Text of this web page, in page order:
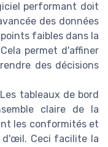
performant doit
des données
faibles dans la
permet d'affiner
des décisions
tableaux de bord
claire de la
les conformités et
Ceci facilite la